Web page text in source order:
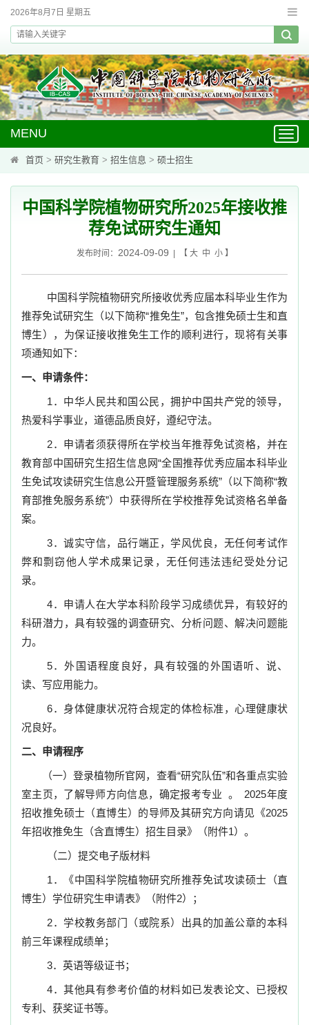
2026年8月7日 星期五
MENU
首页 > 研究生教育 > 招生信息 > 硕士招生
中国科学院植物研究所2025年接收推
荐免试研究生通知
发布时间： 2024-09-09 | 【 大 中 小】
中国科学院植物研究所接收优秀应届本科毕业生作为
推荐免试研究生（以下简称“推免生”，包含推免硕士生和直
博生），为保证接收推免生工作的顺利进行，现将有关事
项通知如下：
一、 申请条件：
1 ．中华人民共和国公民，拥护中国共产党的领导，
热爱科学事业，道德品质良好，遵纪守法。
2．申请者须获得所在学校当年推荐免试资格，并在
教育部中国研究生招生信息网“全国推荐优秀应届本科毕业
生免试攻读研究生信息公开暨管理服务系统”（以下简称“教
育部推免服务系统”）中获得所在学校推荐免试资格名单备
案。
3．诚实守信，品行端正，学风优良，无任何考试作
弊和剽窃他人学术成果记录，无任何违法违纪受处分记
录。
4．申请人在大学本科阶段学习成绩优异，有较好的
科研潜力，具有较强的调查研究、分析问题、解决问题能
力。
5．外国语程度良好，具有较强的外国语听、说、
读、写应用能力。
6．身体健康状况符合规定的体检标准，心理健康状
况良好。
二、申请程序
（一）登录植物所官网，查看“研究队伍”和各重点实验
室主页，了解导师方向信息，确定报考专业 。 2025年度
招收推免硕士（直博生）的导师及其研究方向请见《2025
年招收推免生（含直博生）招生目录》（附件1）。
（二）提交电子版材料
1 ．
《中国科学院植物研究所推荐免试攻读硕士（直
博生）学位研究生申请表》（附件2）；
2． 学校教务部门（或院系）出具的加盖公章的本科
前三年课程成绩单；
3． 英语等级证书；
4．其他具有参考价值的材料如已发表论文、已授权
专利、获奖证书等。